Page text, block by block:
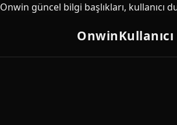
Onwin güncel bilgi başlıkları, kullanıcı
Onwin